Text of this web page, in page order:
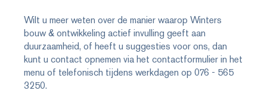
Wilt u meer weten over de manier waarop Winters
bouw & ontwikkeling actief invulling geeft aan
duurzaamheid, of heeft u suggesties voor ons, dan
kunt u contact opnemen via het contactformulier in het
menu of telefonisch tijdens werkdagen op 076 - 565
3250.